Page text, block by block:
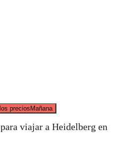
preciosMañana
viajar a Heidelberg en